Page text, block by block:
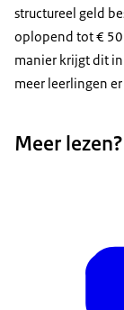
structureel geld
oplopend tot € 50
manier krijgt dit
meer leerlingen
Meer lezen?